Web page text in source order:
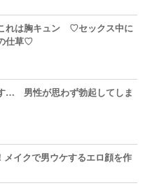
これは胸キュン ♡セックス中に
仕草♡
… 男性が思わず勃起してしま
メイクで男ウケするエロ顔を作